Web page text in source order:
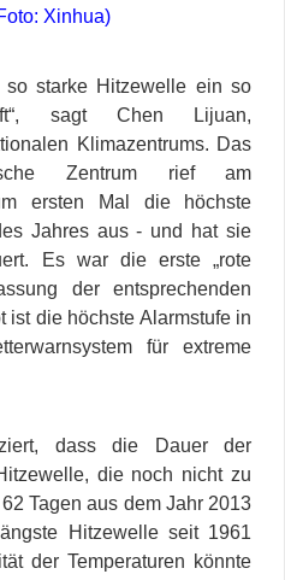
Xinhua)
starke Hitzewelle ein so
sagt Chen Lijuan,
Klimazentrums. Das
Zentrum rief am
ersten Mal die höchste
Jahres aus - und hat sie
Es war die erste „rote
der entsprechenden
ist die höchste Alarmstufe in
für extreme
dass die Dauer der
die noch nicht zu
Tagen aus dem Jahr 2013
Hitzewelle seit 1961
der Temperaturen könnte